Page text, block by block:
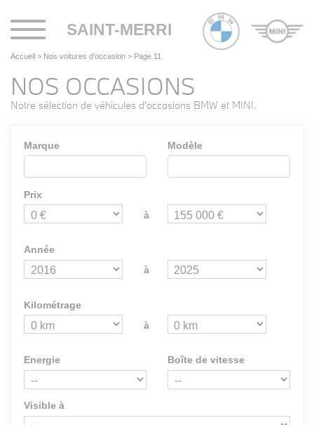
SAINT-MERRI
Toggle
navigation
Accueil > Nos voitures d'occasion > Page 11
NOS OCCASIONS
Notre sélection de véhicules d'occasions BMW et MINI.
Marque Modèle
Prix
à
Année
à
Kilométrage
à
Energie Boîte de vitesse
Visible à